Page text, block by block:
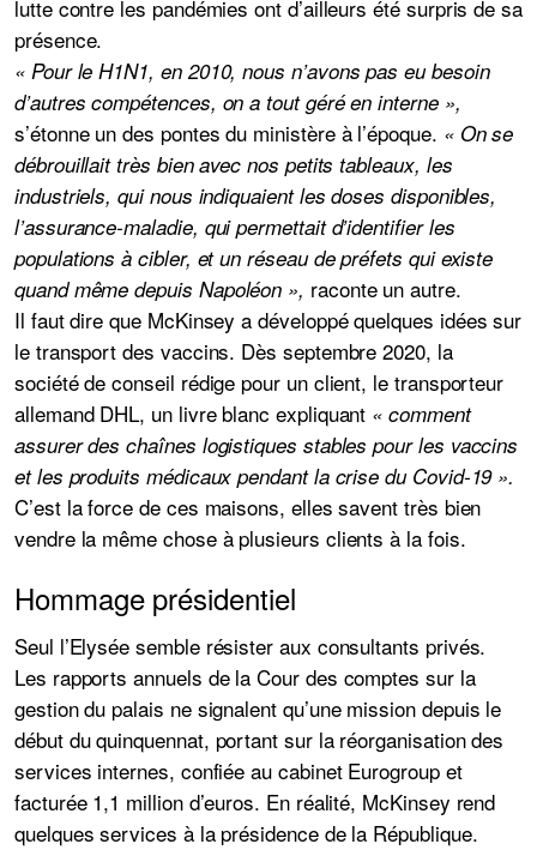
lutte contre les pandémies ont d’ailleurs été surpris de sa
présence.
« Pour le H1N1, en 2010, nous n’avons pas eu besoin
d’autres compétences, on a tout géré en interne »,
s’étonne un des pontes du ministère à l’époque. « On se
débrouillait très bien avec nos petits tableaux, les
industriels, qui nous indiquaient les doses disponibles,
l’assurance-maladie, qui permettait d’identifier les
populations à cibler, et un réseau de préfets qui existe
quand même depuis Napoléon », raconte un autre.
Il faut dire que McKinsey a développé quelques idées sur
le transport des vaccins. Dès septembre 2020, la
société de conseil rédige pour un client, le transporteur
allemand DHL, un livre blanc expliquant « comment
assurer des chaînes logistiques stables pour les vaccins
et les produits médicaux pendant la crise du Covid-19 ».
C’est la force de ces maisons, elles savent très bien
vendre la même chose à plusieurs clients à la fois.
Hommage présidentiel
Seul l’Elysée semble résister aux consultants privés.
Les rapports annuels de la Cour des comptes sur la
gestion du palais ne signalent qu’une mission depuis le
début du quinquennat, portant sur la réorganisation des
services internes, confiée au cabinet Eurogroup et
facturée 1,1 million d’euros. En réalité, McKinsey rend
quelques services à la présidence de la République.